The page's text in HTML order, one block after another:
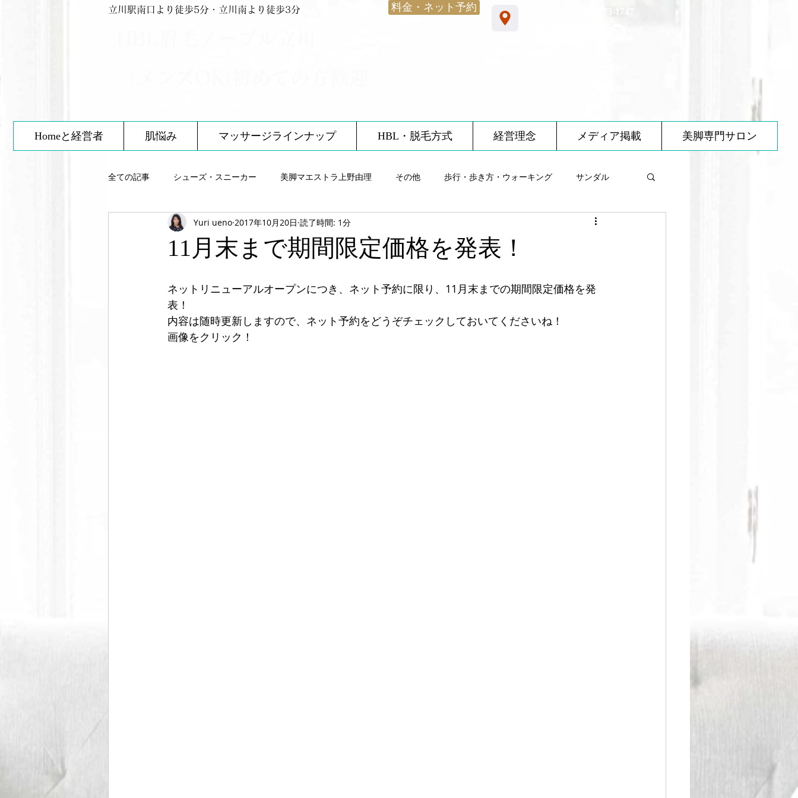
立川駅南口より徒歩5分・立川南より徒歩3分 料金・ネット予約
Homeと経営者 肌悩み マッサージラインナップ HBL・脱毛方式 経営理念 メディア掲載 美脚専門サロン
全ての記事 シューズ・スニーカー 美脚マエストラ上野由理 その他 歩行・歩き方・ウォーキング サンダル
スキンケア 靴について 雨・レインシューズ
メンズ脱毛サロンノーブル 芸能関係のお客様体験談 思考 セミナー 講演実績
11月末まで期間限定価格を発表！
Yuri ueno 2017年10月20日 読了時間: 1分
ネットリニューアルオープンにつき、ネット予約に限り、11月末までの期間限定価格を発
表！
内容は随時更新しますので、ネット予約をどうぞチェックしておいてくださいね！
画像をクリック！